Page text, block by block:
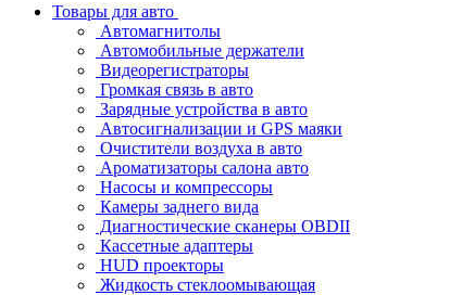
Товары для авто
Автомагнитолы
Автомобильные держатели
Видеорегистраторы
Громкая связь в авто
Зарядные устройства в авто
Автосигнализации и GPS маяки
Очистители воздуха в авто
Ароматизаторы салона авто
Насосы и компрессоры
Камеры заднего вида
Диагностические сканеры OBDII
Кассетные адаптеры
HUD проекторы
Жидкость стеклоомывающая